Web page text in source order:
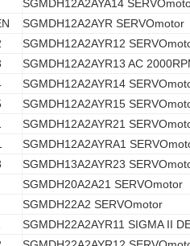
SGMDH12A2AYA14
SGMDH12A2AYR SERVOmotor
SGMDH12A2AYR12
SGMDH12A2AYR13 AC
SGMDH12A2AYR14
SGMDH12A2AYR15
SGMDH12A2AYR21
SGMDH12A2AYRA1
SGMDH13A2AYR23
SGMDH20A2A21 SERVOmotor
SGMDH22A2 SERVOmotor
SGMDH22A2AYR11 SIGMA II